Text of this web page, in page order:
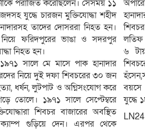
পরাজিত করেছিলেন। সেসময় ১১
যুদ্ধে চারজন মুক্তিযোদ্ধা শহীদ
তাদের দোসররা নিহত হন।
ফরিদপুরের ভাঙা ও সদরপুর
নিহত হন।
১৯৭১ সালে মে মাসে পাক হানাদার
নিয়ে দুই দফা শিবচরের ৩০ জন
ধর্ষন, লুটপাট ও অগ্নিসংযোগ করে
তোলে। ১৯৭১ সালে সেপ্টেম্বরে
শিবচর বাজারের অবস্থিত
ক্যাম্প গুড়িয়ে দেন। এরপর থেকে
লতিফ
৬
বয়সে
যুদ্ধে